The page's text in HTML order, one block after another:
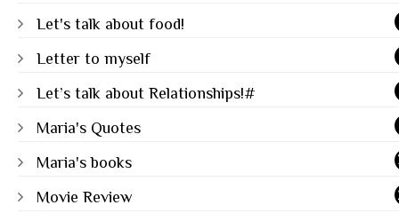
Let's talk about food!
Letter to myself
Let’s talk about Relationships!#
Maria's Quotes
Maria's books
Movie Review